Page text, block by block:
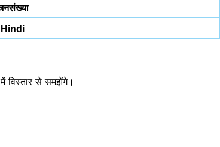
Hindi
विस्तार से समझेंगे।